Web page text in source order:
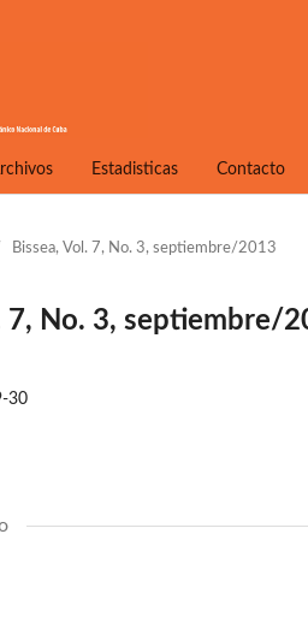
Estadisticas Contacto
Bissea, Vol. 7, No. 3, septiembre/2013
7, No. 3, septiembre/
30